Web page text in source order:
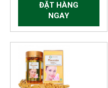
ĐẶT HÀNG
NGAY